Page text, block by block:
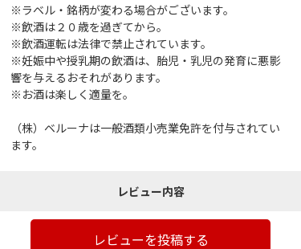
※ラベル・銘柄が変わる場合がございます。
※飲酒は２０歳を過ぎてから。
※飲酒運転は法律で禁止されています。
※妊娠中や授乳期の飲酒は、胎児・乳児の発育に悪影
響を与えるおそれがあります。
※お酒は楽しく適量を。
（株）ベルーナは一般酒類小売業免許を付与されてい
ます。
レビュー内容
レビューを投稿する